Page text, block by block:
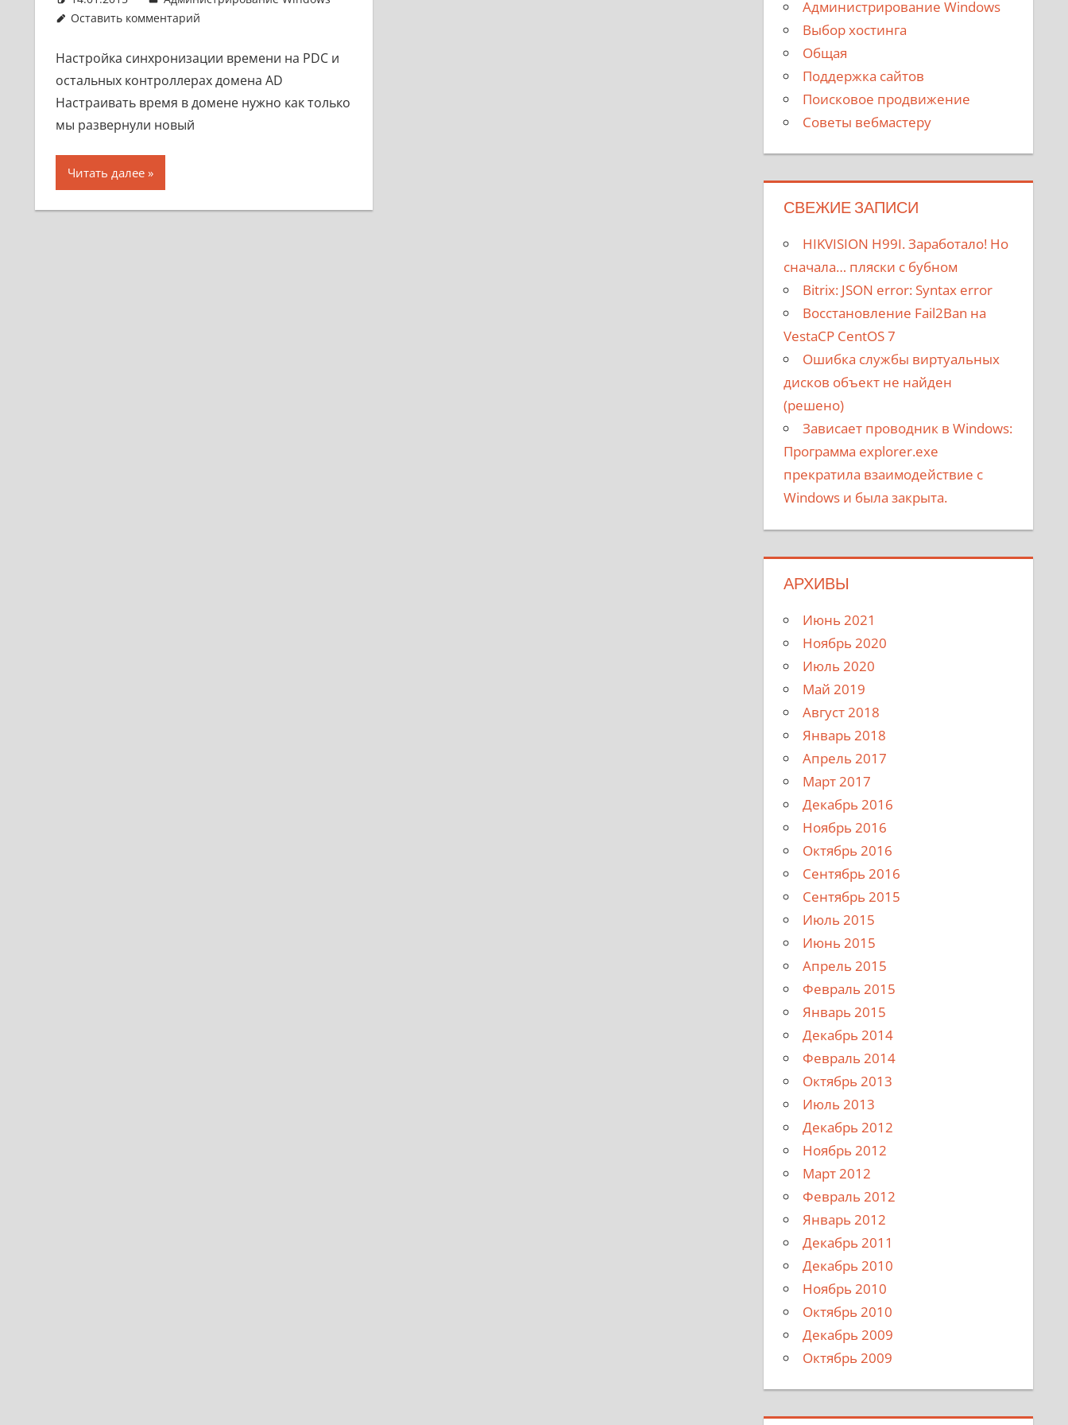
Оставить комментарий
Настройка синхронизации времени на PDC и
остальных контроллерах домена AD
Настраивать время в домене нужно как только
мы развернули новый
Читать далее
Администрирование Windows
Выбор хостинга
Общая
Поддержка сайтов
Поисковое продвижение
Советы вебмастеру
СВЕЖИЕ ЗАПИСИ
HIKVISION H99I. Заработало! Но
сначала… пляски с бубном
Bitrix: JSON error: Syntax error
Восстановление Fail2Ban на
VestaCP CentOS 7
Ошибка службы виртуальных
дисков объект не найден
(решено)
Зависает проводник в Windows:
Программа explorer.exe
прекратила взаимодействие с
Windows и была закрыта.
АРХИВЫ
Июнь 2021
Ноябрь 2020
Июль 2020
Май 2019
Август 2018
Январь 2018
Апрель 2017
Март 2017
Декабрь 2016
Ноябрь 2016
Октябрь 2016
Сентябрь 2016
Сентябрь 2015
Июль 2015
Июнь 2015
Апрель 2015
Февраль 2015
Январь 2015
Декабрь 2014
Февраль 2014
Октябрь 2013
Июль 2013
Декабрь 2012
Ноябрь 2012
Март 2012
Февраль 2012
Январь 2012
Декабрь 2011
Декабрь 2010
Ноябрь 2010
Октябрь 2010
Декабрь 2009
Октябрь 2009